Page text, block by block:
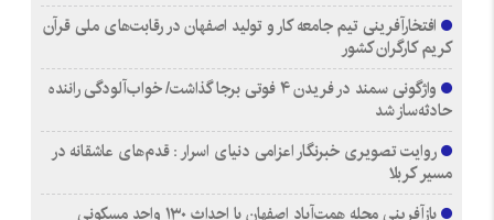
افتخارآفرینی تیم جامعه کار و تولید اصفهان در رقابت‌های ملی قرآن
کریم کارگران کشور
واژگونی سمند در فریدن ۴ فوتی برجا گذاشت/ خواب‌آلودگی راننده
حادثه‌ساز شد
روایت تصویری خبرنگار اعزامی دنیای اسرار : قدم‌های عاشقانه در
مسیر کربلا
بازآفرینی محله همت‌آباد اصفهان با احداث ۱۳۰ واحد مسکونی